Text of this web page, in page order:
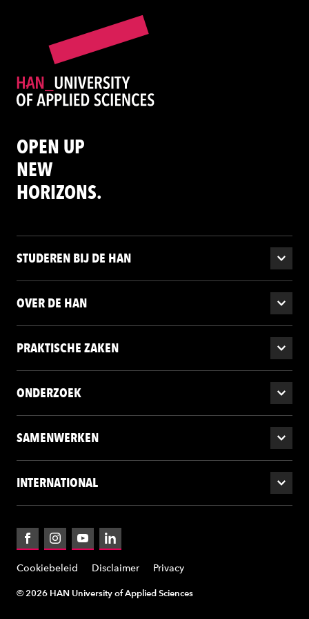
OPEN UP
NEW
HORIZONS.
STUDEREN BIJ DE HAN
OVER DE HAN
PRAKTISCHE ZAKEN
ONDERZOEK
SAMENWERKEN
INTERNATIONAL
FacebookInstagramYouTubeLinkedIn
Cookiebeleid Disclaimer Privacy
© 2026 HAN University of Applied Sciences